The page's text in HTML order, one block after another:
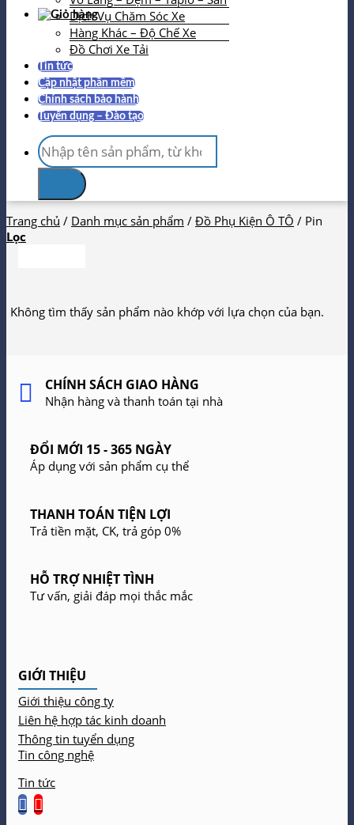
Dịch Vụ Chăm Sóc Xe
Hàng Khác – Độ Chế Xe
Đồ Chơi Xe Tải
Tin tức
Cập nhật phần mềm
Chính sách bảo hành
Tuyển dụng – Đào tạo
Tìm
kiếm:
Trang chủ / Danh mục sản phẩm / Đồ Phụ Kiện Ô TÔ / Pin
Lọc
Không tìm thấy sản phẩm nào khớp với lựa chọn của bạn.
CHÍNH SÁCH GIAO HÀNG
Nhận hàng và thanh toán tại nhà
ĐỔI MỚI 15 - 365 NGÀY
Áp dụng với sản phẩm cụ thể
THANH TOÁN TIỆN LỢI
Trả tiền mặt, CK, trả góp 0%
HỖ TRỢ NHIỆT TÌNH
Tư vấn, giải đáp mọi thắc mắc
GIỚI THIỆU
Giới thiệu công ty
Liên hệ hợp tác kinh doanh
Thông tin tuyển dụng
Tin công nghệ
Tin tức